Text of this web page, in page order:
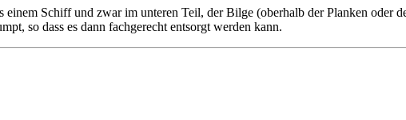
Schiff und zwar im unteren Teil, der Bilge (oberhalb der Planken oder
so dass es dann fachgerecht entsorgt werden kann.